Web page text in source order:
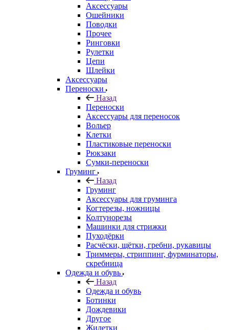
Аксессуары
Ошейники
Поводки
Прочее
Ринговки
Рулетки
Цепи
Шлейки
Аксессуары
Переноски
Назад
Переноски
Аксессуары для переносок
Вольер
Клетки
Пластиковые переноски
Рюкзаки
Сумки-переноски
Груминг
Назад
Груминг
Аксессуары для груминга
Когтерезы, ножницы
Колтунорезы
Машинки для стрижки
Пуходёрки
Расчёски, щётки, гребни, рукавицы
Триммеры, стриппинг, фурминаторы,
скребница
Одежда и обувь
Назад
Одежда и обувь
Ботинки
Дождевики
Другое
Жилетки